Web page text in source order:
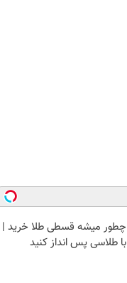
چطور میشه قسطی طلا خرید |
با طلاسی پس انداز کنید